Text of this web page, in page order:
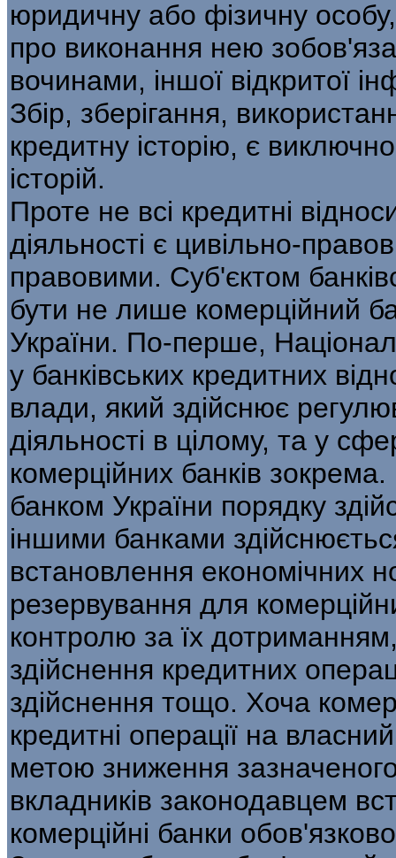
юридичну або фізичну
про виконання нею
вочинами, іншої відкритої
Збір, зберігання,
кредитну історію, є
історій.
Проте не всі кредитні
діяльності є цивільно-
правовими. Суб'єктом
бути не лише комерційний
України. По-перше,
у банківських кредитних
влади, який здійснює
діяльності в цілому, та у
комерційних банків
банком України порядку
іншими банками
встановлення економічних
резервування для
контролю за їх
здійснення кредитних
здійснення тощо. Хоча
кредитні операції на
метою зниження
вкладників законодавцем
комерційні банки